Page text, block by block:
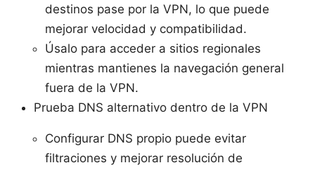
destinos pase por la VPN, lo que puede
mejorar velocidad y compatibilidad.
Úsalo para acceder a sitios regionales
mientras mantienes la navegación general
fuera de la VPN.
Prueba DNS alternativo dentro de la VPN
Configurar DNS propio puede evitar
filtraciones y mejorar resolución de